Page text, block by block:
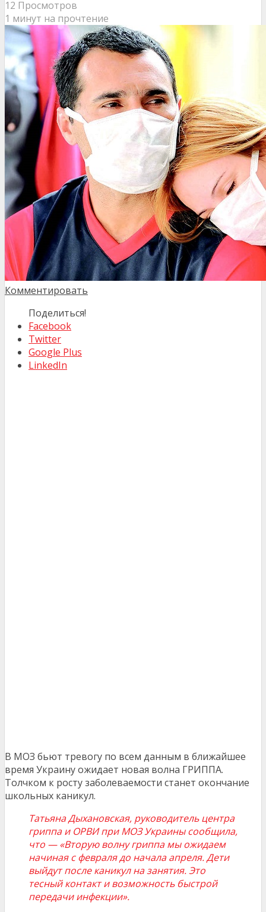
12 Просмотров
1 минут на прочтение
Комментировать
Поделиться!
Facebook
Twitter
Google Plus
LinkedIn
В МОЗ бьют тревогу по всем данным в ближайшее
время Украину ожидает новая волна ГРИППА.
Толчком к росту заболеваемости станет окончание
школьных каникул.
Татьяна Дыхановская, руководитель центра
гриппа и ОРВИ при МОЗ Украины сообщила,
что — «Вторую волну гриппа мы ожидаем
начиная с февраля до начала апреля. Дети
выйдут после каникул на занятия. Это
тесный контакт и возможность быстрой
передачи инфекции».